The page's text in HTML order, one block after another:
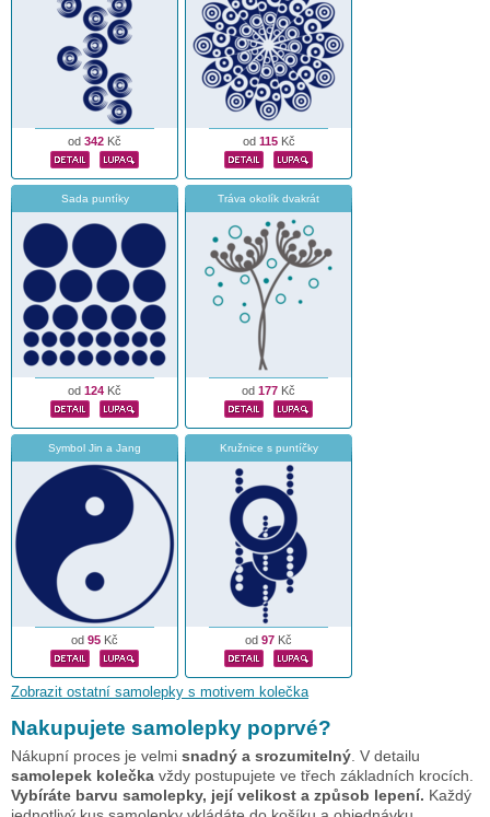
od 342 Kč od 115Kč
Sada puntíky
od 124 Kč
Tráva okolík dvakrát
od 177 Kč
Symbol Jin a Jang
od 95 Kč
Kružnice s puntíčky
od 97 Kč
Zobrazit ostatní samolepky s motivem kolečka
Nakupujete samolepky poprvé?
Nákupní proces je velmi snadný a srozumitelný . V detailu
samolepek kolečka vždy postupujete ve třech základních krocích.
Vybíráte barvu samolepky, její velikost a způsob lepení. Každý